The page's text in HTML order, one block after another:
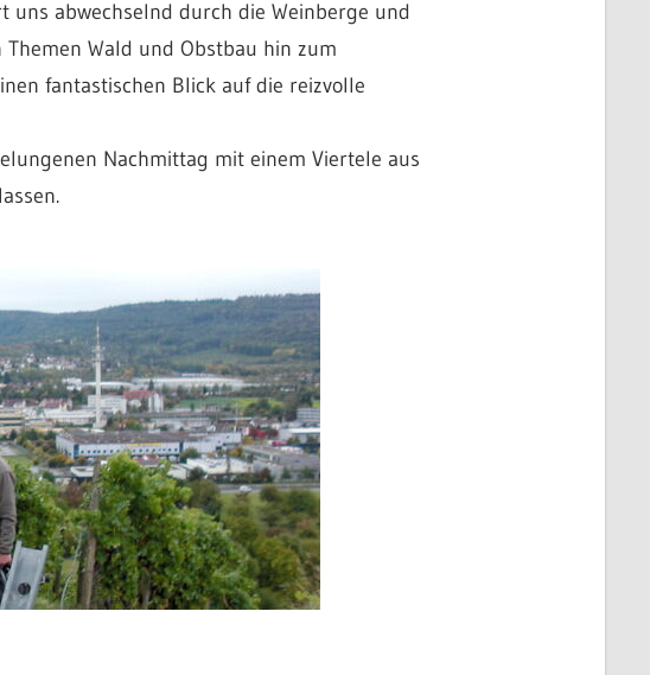
uns abwechselnd durch die Weinberge und
Wald und Obstbau hin zum
fantastischen Blick auf die reizvolle
Nachmittag mit einem Viertele aus